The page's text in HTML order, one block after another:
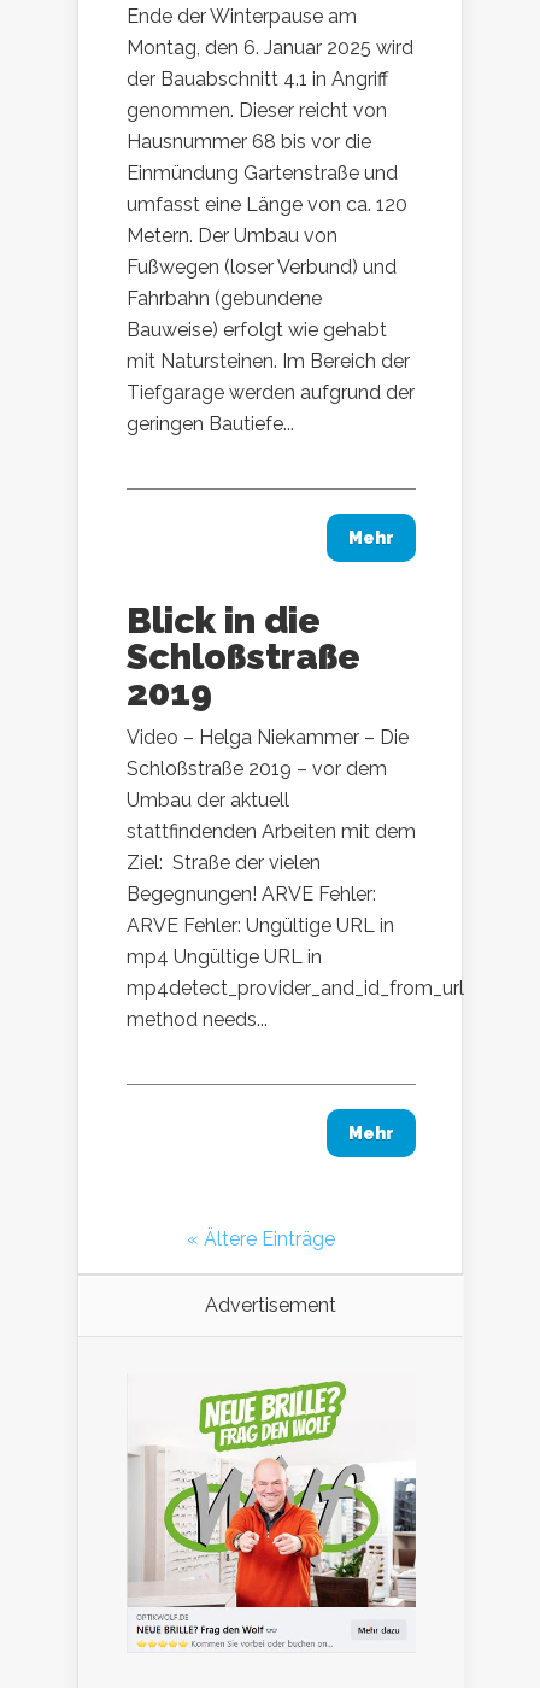
Ende der Winterpause am
Montag, den 6. Januar 2025 wird
der Bauabschnitt 4.1 in Angriff
genommen. Dieser reicht von
Hausnummer 68 bis vor die
Einmündung Gartenstraße und
umfasst eine Länge von ca. 120
Metern. Der Umbau von
Fußwegen (loser Verbund) und
Fahrbahn (gebundene
Bauweise) erfolgt wie gehabt
mit Natursteinen. Im Bereich der
Tiefgarage werden aufgrund der
geringen Bautiefe...
Mehr
Blick in die
Schloßstraße
2019
Video – Helga Niekammer – Die
Schloßstraße 2019 – vor dem
Umbau der aktuell
stattfindenden Arbeiten mit dem
Ziel: Straße der vielen
Begegnungen! ARVE Fehler:
ARVE Fehler: Ungültige URL in
mp4 Ungültige URL in
mp4detect_provider_and_id_from_url
method needs...
Mehr
« Ältere Einträge
Advertisement